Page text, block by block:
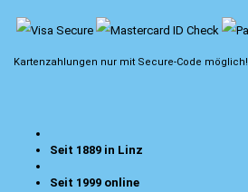
Kartenzahlungen nur mit Secure-Code möglich!
Seit 1889 in Linz
Seit 1999 online